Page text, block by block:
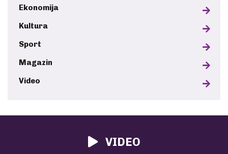
Ekonomija
Kultura
Sport
Magazin
Video
VIDEO